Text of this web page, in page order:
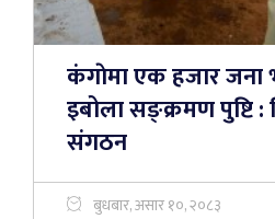
कंगाेमा एक हजार जना
इबोला सङ्क्रमण पुष्टि :
संगठन
बुधबार, असार १०, २०८३